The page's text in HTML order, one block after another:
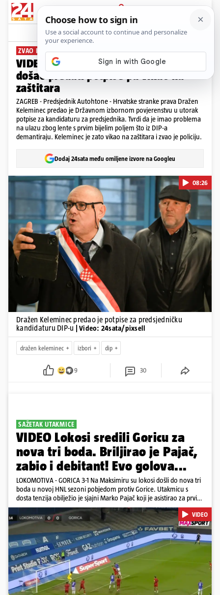
PRIJAVA
News Komentari
ZVAO I POLICIJU
VIDEO Incident u DIP-u: Keleminec
došao predati potpise pa vikao na
zaštitara
ZAGREB - Predsjednik Autohtone - Hrvatske stranke prava Dražen
Keleminec predao je Državnom izbornom povjerenstvu u utorak
potpise za kandidaturu za predsjednika. Tvrdi da je imao problema
na ulazu zbog lente s prvim bijelim poljem što iz DIP-a
demantiraju. Keleminec je zato vikao na zaštitara i zvao je policiju.
Dodaj 24sata među omiljene izvore na Googleu
Pokretanje videa...
08:26
Dražen Keleminec predao je potpise za predsjedničku
kandidaturu DIP-u
| Video: 24sata/pixsell
dražen keleminec izbori dip
9 30
SAŽETAK UTAKMICE
VIDEO Lokosi sredili Goricu za
nova tri boda. Briljirao je Pajač,
zabio i debitant! Evo golova...
LOKOMOTIVA - GORICA 3-1 Na Maksimiru su lokosi došli do nova tri
boda u novoj HNL sezoni pobjedom protiv Gorice. Utakmicu s
dosta tenzija obilježio je sjajni Marko Pajač koji je asistirao za prvi
gol Mariću, a zakuhao drugi kada je Kavelj zabio auto-gol.
Bogojević je smanjio, Gorica je pritiskala i nizala šanse, ali onda
primila kontru pred kraj. Lokosi sele na vrh tablice s Osijekom
Pokretanje videa...
VIDEO